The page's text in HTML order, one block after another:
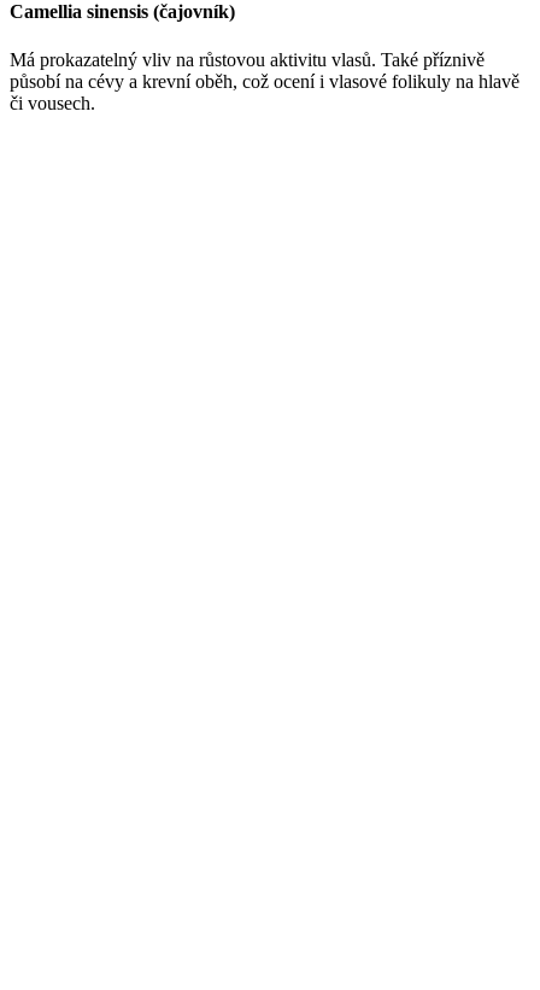
Camellia sinensis (čajovník)
Má prokazatelný vliv na růstovou aktivitu vlasů. Také příznivě
působí na cévy a krevní oběh, což ocení i vlasové folikuly na hlavě
či vousech.